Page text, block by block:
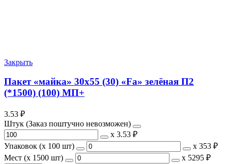
Закрыть
Пакет «майка» 30х55 (30) «Fa» зелёная П2
(*1500) (100) МП+
3.53 ₽
Штук (Заказ поштучно невозможен)
х 3.53 ₽
Упаковок (x 100 шт)
х 353 ₽
Мест (x 1500 шт)
х 5295 ₽